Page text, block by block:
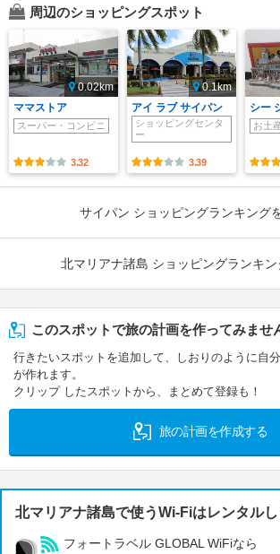
周辺のショッピングスポット
0.02km
ママストア
スーパー・コンビニ
3.32
0.1km
アイ ラブ サイパン
ショッピングセンタ
ー
3.39
シー
お土
サイパン ショッピングランキング
北マリアナ諸島 ショッピングランキン
このスポットで旅の計画を作ってみませ
行きたいスポットを追加して、しおりのように自
が作れます。
クリップ したスポットから、まとめて登録も！
旅の計画を作成する
北マリアナ諸島で使うWi-Fiはレンタルし
フォートラベル GLOBAL WiFiなら